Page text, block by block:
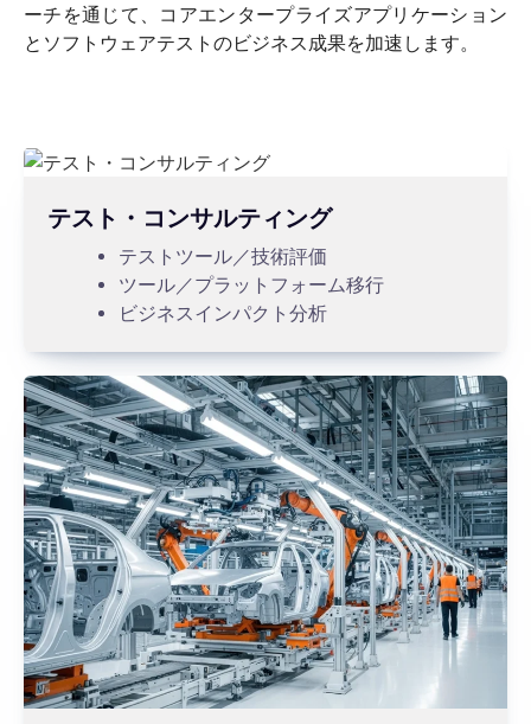
ーチを通じて、コアエンタープライズアプリケーション
とソフトウェアテストのビジネス成果を加速します。
テスト・コンサルティング
テストツール／技術評価
ツール／プラットフォーム移行
ビジネスインパクト分析